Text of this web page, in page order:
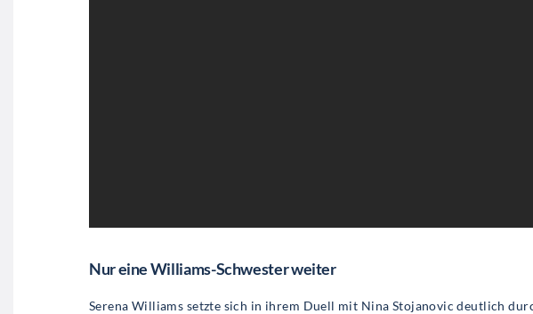
Nur eine Williams-Schwester weiter
Serena Williams setzte sich in ihrem Duell mit Nina Stojanovic deutlich